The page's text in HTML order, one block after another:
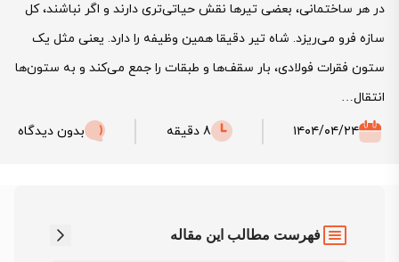
در هر ساختمانی، بعضی تیرها نقش حیاتی‌تری دارند و اگر نباشند، کل
سازه فرو می‌ریزد. شاه تیر دقیقا همین وظیفه را دارد. یعنی مثل یک
ستون فقرات فولادی، بار سقف‌ها و طبقات را جمع می‌کند و به ستون‌ها
انتقال…
۱۴۰۴/۰۴/۲۴
8 دقیقه بدون دیدگاه
فهرست مطالب این مقاله